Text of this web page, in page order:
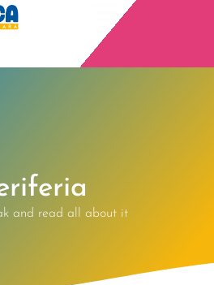
and read all about it